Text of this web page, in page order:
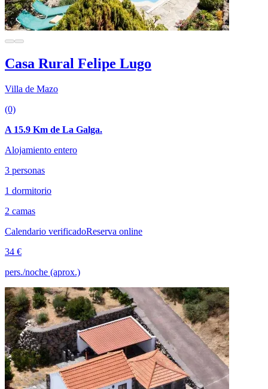
Casa Rural Felipe Lugo
Villa de Mazo
(0)
A 15.9 Km de La Galga.
Alojamiento entero
3 personas
1 dormitorio
2 camas
Calendario verificadoReserva online
34 €
pers./noche (aprox.)